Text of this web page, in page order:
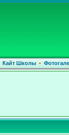
Кайт Школы •